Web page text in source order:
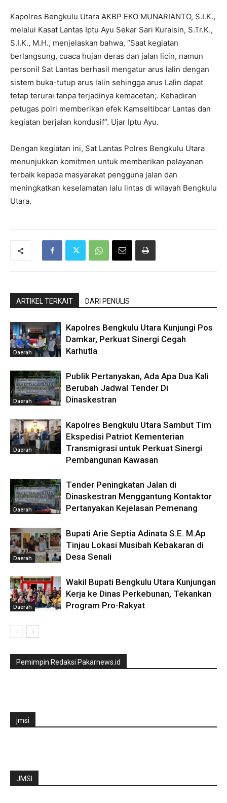
Kapolres Bengkulu Utara AKBP EKO MUNARIANTO, S.I.K.,
melalui Kasat Lantas Iptu Ayu Sekar Sari Kuraisin, S.Tr.K.,
S.I.K., M.H., menjelaskan bahwa, “Saat kegiatan
berlangsung, cuaca hujan deras dan jalan licin, namun
personil Sat Lantas berhasil mengatur arus lalin dengan
sistem buka-tutup arus lalin sehingga arus Lalin dapat
tetap terurai tanpa terjadinya kemacetan;. Kehadiran
petugas polri memberikan efek Kamseltibcar Lantas dan
kegiatan berjalan kondusif”. Ujar Iptu Ayu.
Dengan kegiatan ini, Sat Lantas Polres Bengkulu Utara
menunjukkan komitmen untuk memberikan pelayanan
terbaik kepada masyarakat pengguna jalan dan
meningkatkan keselamatan lalu lintas di wilayah Bengkulu
Utara.
ARTIKEL TERKAIT DARI PENULIS
Daerah
Kapolres Bengkulu Utara Kunjungi Pos
Damkar, Perkuat Sinergi Cegah
Karhutla
Daerah
Publik Pertanyakan, Ada Apa Dua Kali
Berubah Jadwal Tender Di
Dinaskestran
Daerah
Kapolres Bengkulu Utara Sambut Tim
Ekspedisi Patriot Kementerian
Transmigrasi untuk Perkuat Sinergi
Pembangunan Kawasan
Daerah
Tender Peningkatan Jalan di
Dinaskestran Menggantung Kontaktor
Pertanyakan Kejelasan Pemenang
Daerah
Bupati Arie Septia Adinata S.E. M.Ap
Tinjau Lokasi Musibah Kebakaran di
Desa Senali
Daerah
Wakil Bupati Bengkulu Utara Kunjungan
Kerja ke Dinas Perkebunan, Tekankan
Program Pro-Rakyat
Pemimpin Redaksi Pakarnews.id
jmsi
JMSI